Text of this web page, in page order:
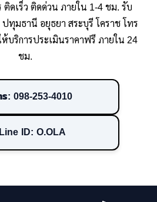
ติดเร็ว ติดด่วน ภายใน 1-4 ชม. รับ
มธานี อยุธยา สระบุรี โคราช โทร
บริการประเมินราคาฟรี ภายใน 24
ชม.
ร: 098-253-4010
Line ID: O.OLA